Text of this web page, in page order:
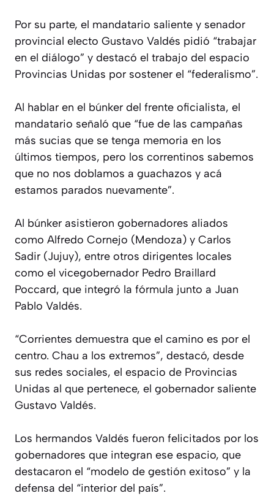
Por su parte, el mandatario saliente y senador
provincial electo Gustavo Valdés pidió “trabajar
en el diálogo” y destacó el trabajo del espacio
Provincias Unidas por sostener el “federalismo”.
Al hablar en el búnker del frente oficialista, el
mandatario señaló que “fue de las campañas
más sucias que se tenga memoria en los
últimos tiempos, pero los correntinos sabemos
que no nos doblamos a guachazos y acá
estamos parados nuevamente”.
Al búnker asistieron gobernadores aliados
como Alfredo Cornejo (Mendoza) y Carlos
Sadir (Jujuy), entre otros dirigentes locales
como el vicegobernador Pedro Braillard
Poccard, que integró la fórmula junto a Juan
Pablo Valdés.
“Corrientes demuestra que el camino es por el
centro. Chau a los extremos”, destacó, desde
sus redes sociales, el espacio de Provincias
Unidas al que pertenece, el gobernador saliente
Gustavo Valdés.
Los hermandos Valdés fueron felicitados por los
gobernadores que integran ese espacio, que
destacaron el “modelo de gestión exitoso” y la
defensa del “interior del país”.